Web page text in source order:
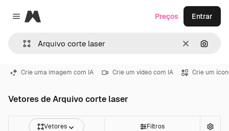
Close menu
Magnific
Limpar
Preços Entrar
Crie uma imagem com IA Crie um vídeo com IA Crie um
Vetores de Arquivo corte laser
Vetores Filtros